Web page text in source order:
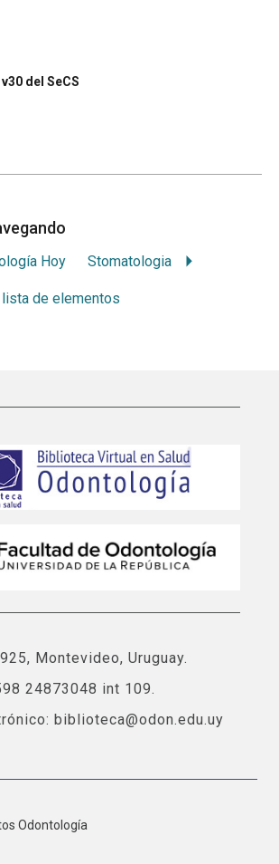
del SeCS
Hoy Stomatologia
de elementos
Montevideo, Uruguay.
24873048 int 109.
biblioteca@odon.edu.uy
Odontología